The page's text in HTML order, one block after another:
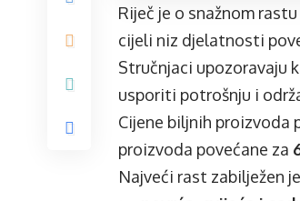
Riječ je o snažnom
cijeli niz djelatnosti
Stručnjaci upozoravaju
usporiti potrošnju i
Cijene biljnih proizvoda
proizvoda povećane za
Najveći rast zabilježen